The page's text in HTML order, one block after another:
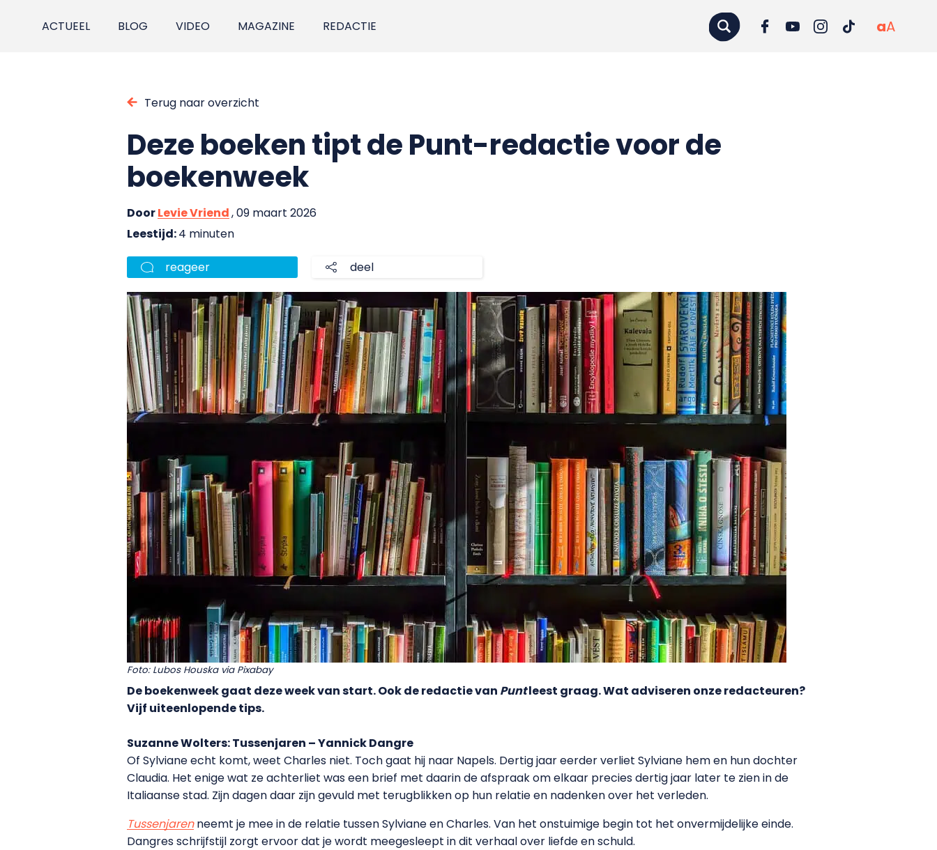
ACTUEEL BLOG VIDEO MAGAZINE REDACTIE aA
Terug naar overzicht
Deze boeken tipt de Punt-redactie voor de
boekenweek
DoorLevie Vriend, 09 maart 2026
Leestijd:4 minuten
reageer deel
Foto: Lubos Houska via Pixabay
De boekenweek gaat deze week van start. Ook de redactie van Puntleest graag. Wat adviseren onze redacteuren?
Vijf uiteenlopende tips.
Suzanne Wolters: Tussenjaren – Yannick Dangre
Of Sylviane echt komt, weet Charles niet. Toch gaat hij naar Napels. Dertig jaar eerder verliet Sylviane hem en hun dochter
Claudia. Het enige wat ze achterliet was een brief met daarin de afspraak om elkaar precies dertig jaar later te zien in de
Italiaanse stad. Zijn dagen daar zijn gevuld met terugblikken op hun relatie en nadenken over het verleden.
Tussenjarenneemt je mee in de relatie tussen Sylviane en Charles. Van het onstuimige begin tot het onvermijdelijke einde.
Dangres schrijfstijl zorgt ervoor dat je wordt meegesleept in dit verhaal over liefde en schuld.